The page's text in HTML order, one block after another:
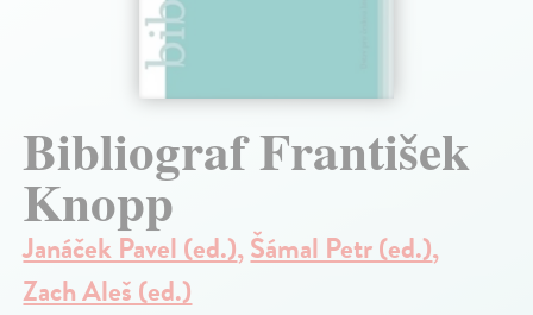
Bibliograf František
Knopp
Janáček Pavel (ed.),Šámal Petr (ed.),
Zach Aleš (ed.)